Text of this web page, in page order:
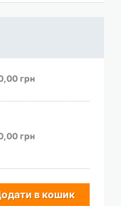
грн
грн
в кошик